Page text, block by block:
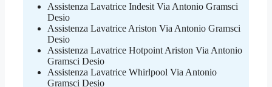
Assistenza Lavatrice Indesit Via Antonio Gramsci
Desio
Assistenza Lavatrice Ariston Via Antonio Gramsci
Desio
Assistenza Lavatrice Hotpoint Ariston Via Antonio
Gramsci Desio
Assistenza Lavatrice Whirlpool Via Antonio
Gramsci Desio